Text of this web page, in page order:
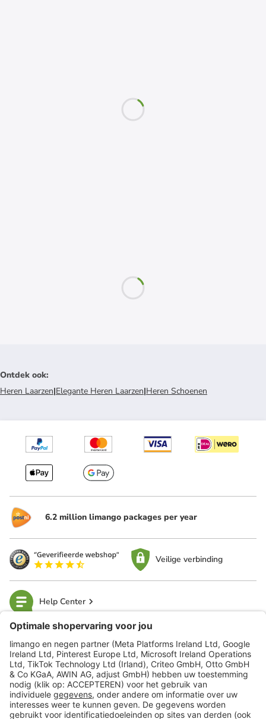
Ontdek ook:
Heren Laarzen|Elegante Heren Laarzen|Heren Schoenen
6.2 million limango packages per year
Veilige verbinding
Help Center
limango
Veilig winkelen
Klantenservice